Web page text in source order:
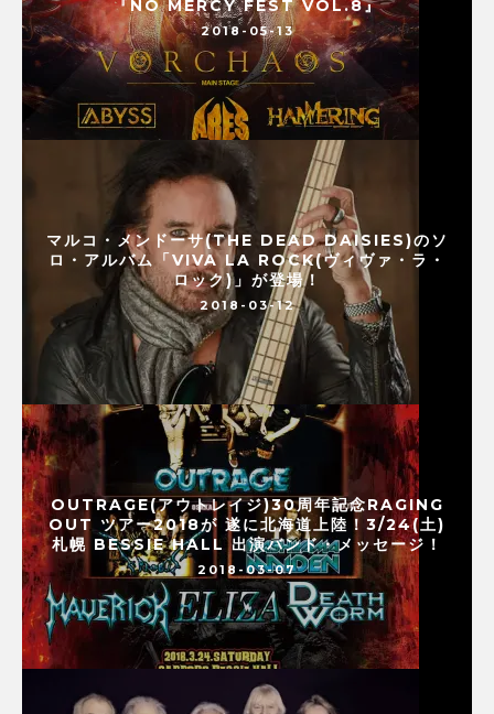
『NO MERCY FEST VOL.8』
2018-05-13
マルコ・メンドーサ(THE DEAD DAISIES)のソ
ロ・アルバム「VIVA LA ROCK(ヴィヴァ・ラ・
ロック)」が登場！
2018-03-12
OUTRAGE(アウトレイジ)30周年記念RAGING
OUT ツアー2018が 遂に北海道上陸！3/24(土)
札幌 BESSIE HALL 出演バンド・メッセージ！
2018-03-07